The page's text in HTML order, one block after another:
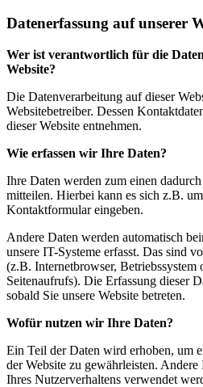
Datenerfassung auf unserer
Wer ist verantwortlich für die
Website?
Die Datenverarbeitung auf dieser
Websitebetreiber. Dessen
dieser Website entnehmen.
Wie erfassen wir Ihre Daten?
Ihre Daten werden zum einen
mitteilen. Hierbei kann es sich z.B.
Kontaktformular eingeben.
Andere Daten werden automatisch
unsere IT-Systeme erfasst. Das sind
(z.B. Internetbrowser, Betriebssystem
Seitenaufrufs). Die Erfassung dieser
sobald Sie unsere Website betreten.
Wofür nutzen wir Ihre Daten?
Ein Teil der Daten wird erhoben, um
der Website zu gewährleisten.
Ihres Nutzerverhaltens verwendet